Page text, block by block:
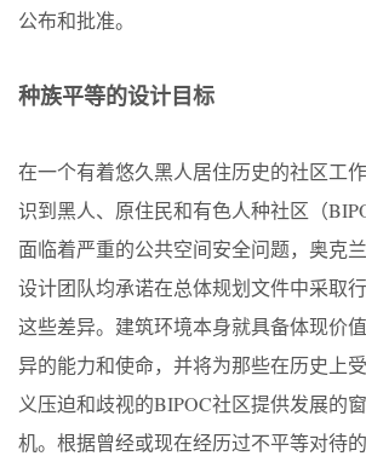
公布和批准。
种族平等的设计目标
在一个有着悠久黑人居住历史的社区工
识到黑人、原住民和有色人种社区（
面临着严重的公共空间安全问题，奥克
设计团队均承诺在总体规划文件中采取
这些差异。建筑环境本身就具备体现价
异的能力和使命，并将为那些在历史上
义压迫和歧视的BIPOC社区提供发展的
机。根据曾经或现在经历过不平等对待